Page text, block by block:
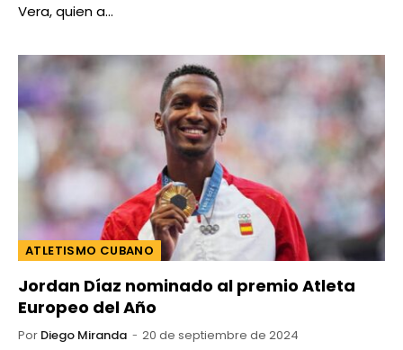
Vera, quien a…
ATLETISMO CUBANO
Jordan Díaz nominado al premio Atleta
Europeo del Año
Por Diego Miranda 20 de septiembre de 2024